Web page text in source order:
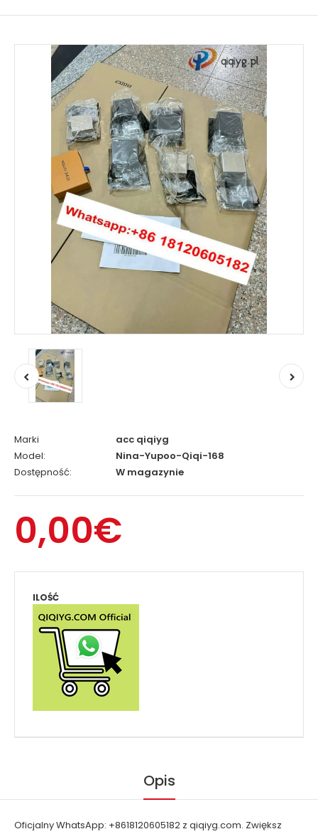
Marki
acc qiqiyg
Model:
Nina-Yupoo-Qiqi-168
Dostępność:
W magazynie
0,00€
ILOŚĆ
Opis
Oficjalny WhatsApp: +8618120605182 z qiqiyg.com. Zwiększ